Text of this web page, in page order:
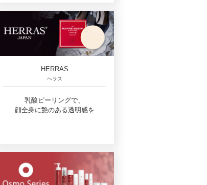
HERRAS
ヘラス
乳酸ピーリングで、
顔全身に艶のある透明感を